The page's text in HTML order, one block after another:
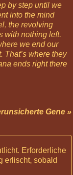
by step until we
into the mind
the revolving
with nothing left.
we end our
That’s where they
ends right there
Gene »
Erforderliche
erlischt, sobald